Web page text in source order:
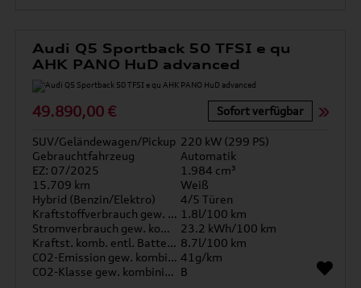
Audi Q5 Sportback 50 TFSI e qu
AHK PANO HuD advanced
49.890,00 € Sofort verfügbar
SUV/Geländewagen/Pickup 220 kW (299 PS)
Gebrauchtfahrzeug
Automatik
EZ: 07/2025
1.984 cm³
15.709 km
Weiß
Hybrid (Benzin/Elektro)
4/5 Türen
Kraftstoffverbrauch gew. kombiniert 1.8l/100 km
Stromverbrauch gew. kombiniert
23.2 kWh/100 km
Kraftst. komb. entl. Batterie 8.7l/100 km
CO2-Emission gew. kombiniert 41g/km
CO2-Klasse gew. kombiniert B